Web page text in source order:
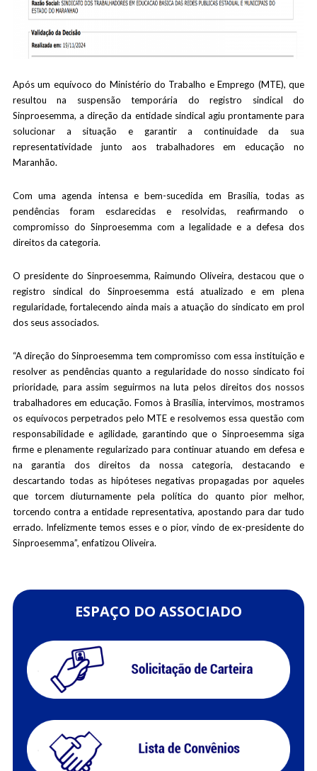
Após um equívoco do Ministério do Trabalho e Emprego (MTE), que
resultou na suspensão temporária do registro sindical do
Sinproesemma, a direção da entidade sindical agiu prontamente para
solucionar a situação e garantir a continuidade da sua
representatividade junto aos trabalhadores em educação no
Maranhão.
Com uma agenda intensa e bem-sucedida em Brasília, todas as
pendências foram esclarecidas e resolvidas, reafirmando o
compromisso do Sinproesemma com a legalidade e a defesa dos
direitos da categoria.
O presidente do Sinproesemma, Raimundo Oliveira, destacou que o
registro sindical do Sinproesemma está atualizado e em plena
regularidade, fortalecendo ainda mais a atuação do sindicato em prol
dos seus associados.
“A direção do Sinproesemma tem compromisso com essa instituição e
resolver as pendências quanto a regularidade do nosso sindicato foi
prioridade, para assim seguirmos na luta pelos direitos dos nossos
trabalhadores em educação. Fomos à Brasília, intervimos, mostramos
os equívocos perpetrados pelo MTE e resolvemos essa questão com
responsabilidade e agilidade, garantindo que o Sinproesemma siga
firme e plenamente regularizado para continuar atuando em defesa e
na garantia dos direitos da nossa categoria, destacando e
descartando todas as hipóteses negativas propagadas por aqueles
que torcem diuturnamente pela política do quanto pior melhor,
torcendo contra a entidade representativa, apostando para dar tudo
errado. Infelizmente temos esses e o pior, vindo de ex-presidente do
Sinproesemma”, enfatizou Oliveira.
ESPAÇO DO ASSOCIADO